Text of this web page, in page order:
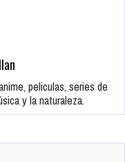
peliculas, series de
y la naturaleza.